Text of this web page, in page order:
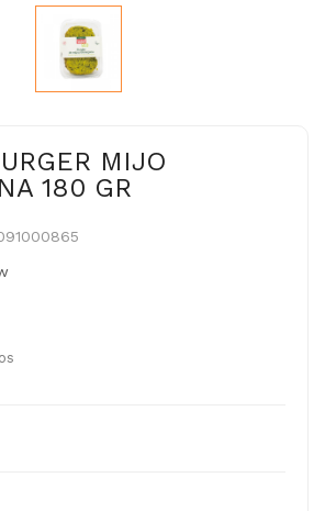
MIJO
180 GR